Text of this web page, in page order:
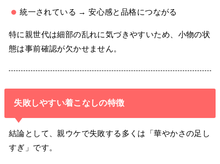
統一されている → 安心感と品格につながる
特に親世代は細部の乱れに気づきやすいため、小物の状
態は事前確認が欠かせません。
失敗しやすい着こなしの特徴
結論として、親ウケで失敗する多くは「華やかさの足し
すぎ」です。